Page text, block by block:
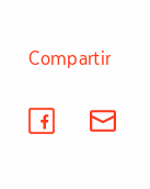
Compartir